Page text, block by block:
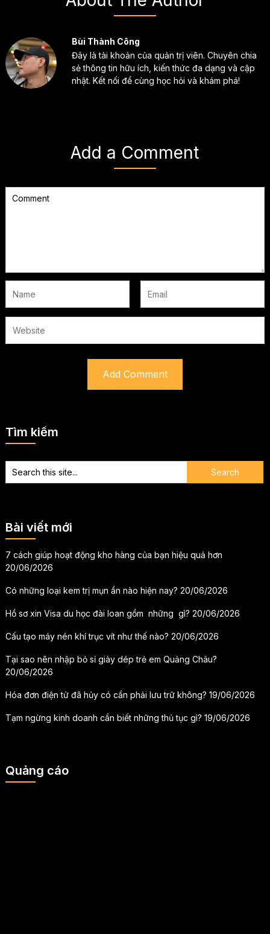
Bùi Thành Công
Đây là tài khoản của quản trị viên. Chuyên chia
sẻ thông tin hữu ích, kiến thức đa dạng và cập
nhật. Kết nối để cùng học hỏi và khám phá!
Add a Comment
Tìm kiếm
Bài viết mới
7 cách giúp hoạt động kho hàng của bạn hiệu quả hơn
20/06/2026
Có những loại kem trị mụn ẩn nào hiện nay? 20/06/2026
Hồ sơ xin Visa du học đài loan gồm những gì? 20/06/2026
Cấu tạo máy nén khí trục vít như thế nào? 20/06/2026
Tại sao nên nhập bỏ sỉ giày dép trẻ em Quảng Châu?
20/06/2026
Hóa đơn điện tử đã hủy có cần phải lưu trữ không? 19/06/2026
Tạm ngừng kinh doanh cần biết những thủ tục gì? 19/06/2026
Quảng cáo